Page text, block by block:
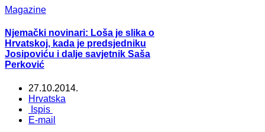
Magazine
Njemački novinari: Loša je slika o
Hrvatskoj, kada je predsjedniku
Josipoviću i dalje savjetnik Saša
Perković
27.10.2014.
Hrvatska
Ispis
E-mail